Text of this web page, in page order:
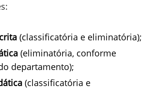
(classificatória e eliminatória);
(eliminatória, conforme
departamento);
(classificatória e